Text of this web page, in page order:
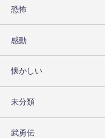
恐怖
感動
懐かしい
未分類
武勇伝